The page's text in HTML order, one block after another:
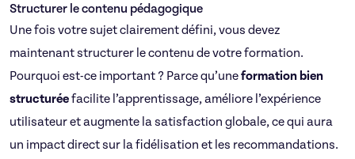
Structurer le contenu pédagogique
Une fois votre sujet clairement défini, vous devez
maintenant structurer le contenu de votre formation.
Pourquoi est-ce important ? Parce qu’uneformation bien
structuréefacilite l’apprentissage, améliore l’expérience
utilisateur et augmente la satisfaction globale, ce qui aura
un impact direct sur la fidélisation et les recommandations.